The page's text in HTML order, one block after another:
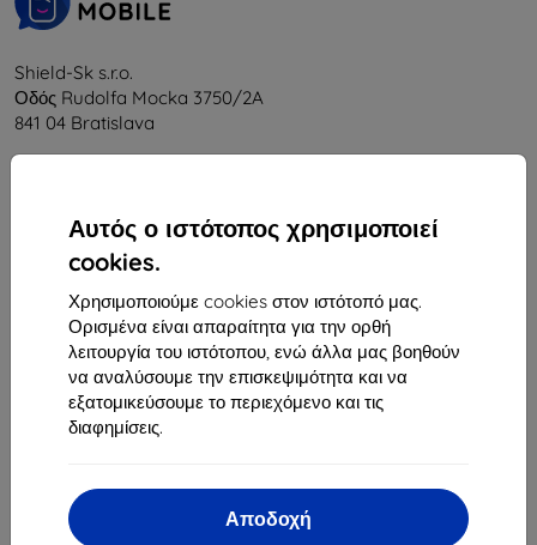
Αυτός ο ιστότοπος χρησιμοποιεί
cookies.
Χρησιμοποιούμε cookies στον ιστότοπό μας.
Ορισμένα είναι απαραίτητα για την ορθή
λειτουργία του ιστότοπου, ενώ άλλα μας βοηθούν
να αναλύσουμε την επισκεψιμότητα και να
εξατομικεύσουμε το περιεχόμενο και τις
διαφημίσεις.
Αποδοχή
Shield-Sk s.r.o.
Οδός Rudolfa Mocka 3750/2A
841 04 Bratislava
Επικοινωνία
info@top4mobile.eu
Γράψτε μας
Δευτέρα έως Παρασκευή:
Online8:00 - 16:00
Offline